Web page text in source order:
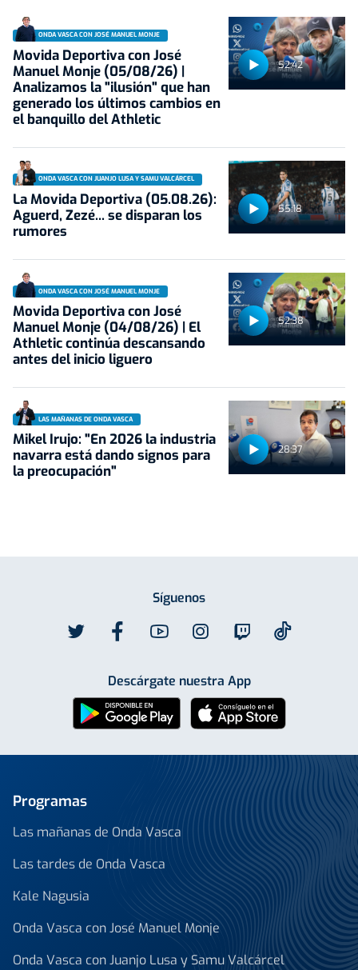
52:42
ONDA VASCA CON JOSÉ MANUEL MONJE
Movida Deportiva con José
Manuel Monje (05/08/26) |
Analizamos la "ilusión" que han
generado los últimos cambios en
el banquillo del Athletic
55:18
ONDA VASCA CON JUANJO LUSA Y SAMU VALCÁRCEL
La Movida Deportiva (05.08.26):
Aguerd, Zezé... se disparan los
rumores
52:38
ONDA VASCA CON JOSÉ MANUEL MONJE
Movida Deportiva con José
Manuel Monje (04/08/26) | El
Athletic continúa descansando
antes del inicio liguero
28:37
LAS MAÑANAS DE ONDA VASCA
Mikel Irujo: "En 2026 la industria
navarra está dando signos para
la preocupación"
Síguenos
Descárgate nuestra App
Programas
Las mañanas de Onda Vasca
Las tardes de Onda Vasca
Kale Nagusia
Onda Vasca con José Manuel Monje
Onda Vasca con Juanjo Lusa y Samu Valcárcel